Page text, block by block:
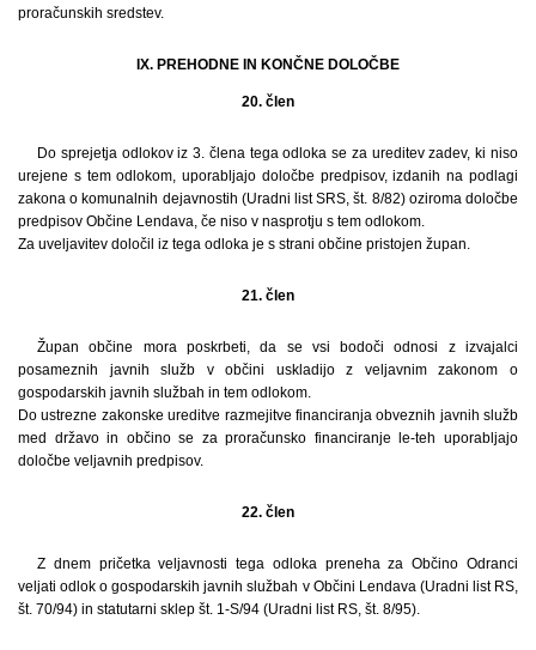
proračunskih sredstev.
IX. PREHODNE IN KONČNE DOLOČBE
20. člen
Do sprejetja odlokov iz 3. člena tega odloka se za ureditev zadev, ki niso
urejene s tem odlokom, uporabljajo določbe predpisov, izdanih na podlagi
zakona o komunalnih dejavnostih (Uradni list SRS, št. 8/82) oziroma določbe
predpisov Občine Lendava, če niso v nasprotju s tem odlokom.
Za uveljavitev določil iz tega odloka je s strani občine pristojen župan.
21. člen
Župan občine mora poskrbeti, da se vsi bodoči odnosi z izvajalci
posameznih javnih služb v občini uskladijo z veljavnim zakonom o
gospodarskih javnih službah in tem odlokom.
Do ustrezne zakonske ureditve razmejitve financiranja obveznih javnih služb
med državo in občino se za proračunsko financiranje le-teh uporabljajo
določbe veljavnih predpisov.
22. člen
Z dnem pričetka veljavnosti tega odloka preneha za Občino Odranci
veljati odlok o gospodarskih javnih službah v Občini Lendava (Uradni list RS,
št. 70/94) in statutarni sklep št. 1-S/94 (Uradni list RS, št. 8/95).